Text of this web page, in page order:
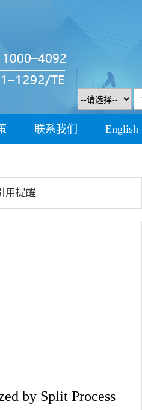
联系我们 English
用提醒
by Split Process